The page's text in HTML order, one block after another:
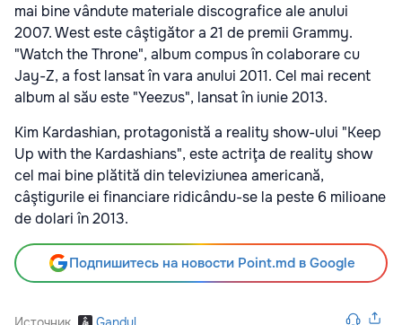
mai bine vândute materiale discografice ale anului
2007. West este câştigător a 21 de premii Grammy.
"Watch the Throne", album compus în colaborare cu
Jay-Z, a fost lansat în vara anului 2011. Cel mai recent
album al său este "Yeezus", lansat în iunie 2013.
Kim Kardashian, protagonistă a reality show-ului "Keep
Up with the Kardashians", este actriţa de reality show
cel mai bine plătită din televiziunea americană,
câştigurile ei financiare ridicându-se la peste 6 milioane
de dolari în 2013.
Подпишитесь на новости Point.md в Google